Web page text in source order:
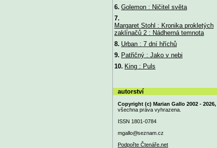
6. Golemon : Ničitel světa
7.
Margaret Stohl : Kronika prokletých
zaklínačů 2 : Nádherná temnota
8. Urban : 7 dní hříchů
9. Patřičný : Jako v nebi
10. King : Puls
autorství
Copyright (c) Marian Gallo 2002 - 2026,
všechna práva vyhrazena.
ISSN 1801-0784
mgallo@seznam.cz
Podpořte Čtenáře.net